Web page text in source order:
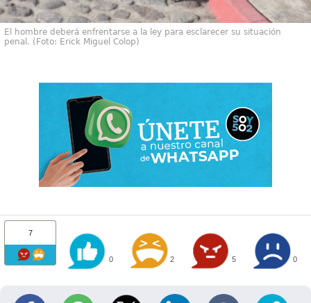
El hombre deberá enfrentarse a la ley para esclarecer su situación
penal. (Foto: Erick Miguel Colop)
7
0 2 5 0